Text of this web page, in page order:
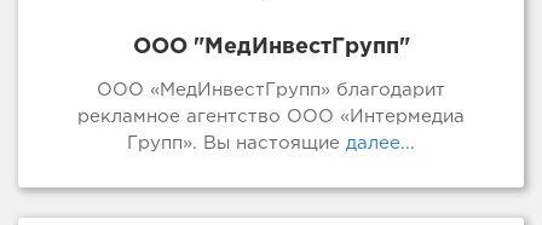
ООО "МедИнвестГрупп"
ООО «МедИнвестГрупп» благодарит
рекламное агентство ООО «Интермедиа
Групп». Вы настоящие далее...